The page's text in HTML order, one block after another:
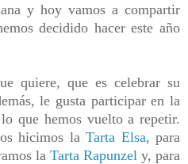
y hoy vamos a compartir
decidido hacer este año
quiere, que es celebrar su
le gusta participar en la
que hemos vuelto a repetir.
hicimos la Tarta Elsa, para
la Tarta Rapunzel y, para